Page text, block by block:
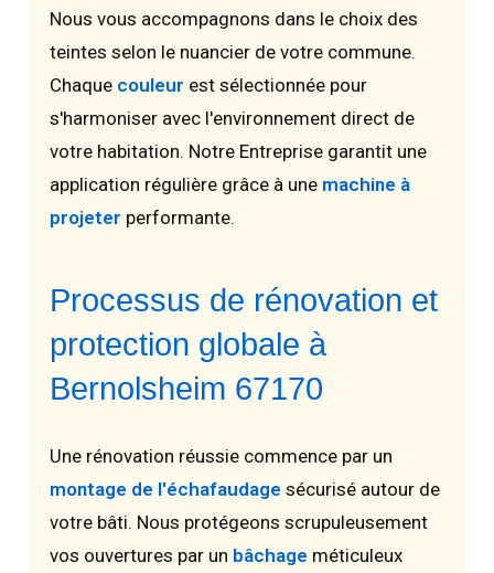
Nous vous accompagnons dans le choix des
teintes selon le nuancier de votre commune.
Chaque couleur est sélectionnée pour
s'harmoniser avec l'environnement direct de
votre habitation. Notre Entreprise garantit une
application régulière grâce à une machine à
projeter performante.
Processus de rénovation et
protection globale à
Bernolsheim 67170
Une rénovation réussie commence par un
montage de l'échafaudage sécurisé autour de
votre bâti. Nous protégeons scrupuleusement
vos ouvertures par un bâchage méticuleux